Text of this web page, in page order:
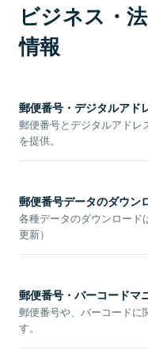
ビジネス・
情報
郵便番号・デジタルアド
郵便番号とデジタルアドレ
を提供。
郵便番号データのダウン
各種データのダウンロード
更新）
郵便番号・バーコードマ
郵便番号や、バーコードに
す。